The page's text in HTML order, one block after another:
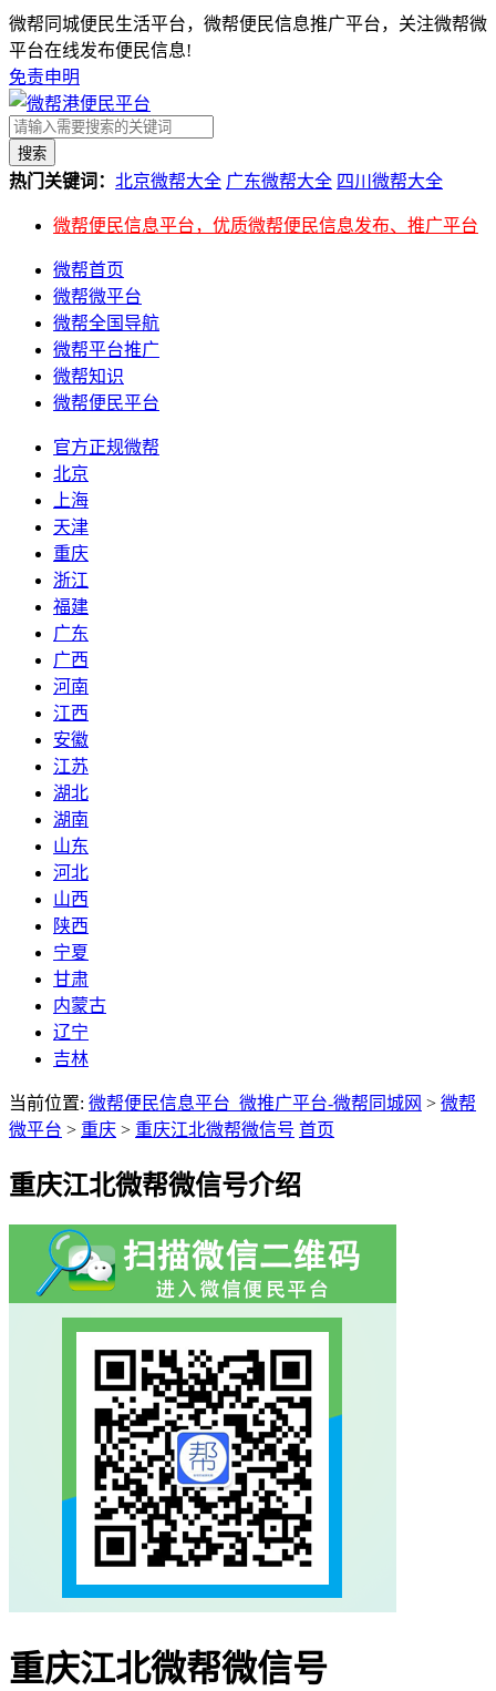
微帮同城便民生活平台，微帮便民信息推广平台，关注微帮微
平台在线发布便民信息!
免责申明
搜索
热门关键词： 北京微帮大全 广东微帮大全 四川微帮大全
微帮便民信息平台，优质微帮便民信息发布、推广平台
微帮首页
微帮微平台
微帮全国导航
微帮平台推广
微帮知识
微帮便民平台
官方正规微帮
北京
上海
天津
重庆
浙江
福建
广东
广西
河南
江西
安徽
江苏
湖北
湖南
山东
河北
山西
陕西
宁夏
甘肃
内蒙古
辽宁
吉林
当前位置: 微帮便民信息平台_微推广平台-微帮同城网 > 微帮
微平台 > 重庆 > 重庆江北微帮微信号 首页
重庆江北微帮微信号介绍
重庆江北微帮微信号